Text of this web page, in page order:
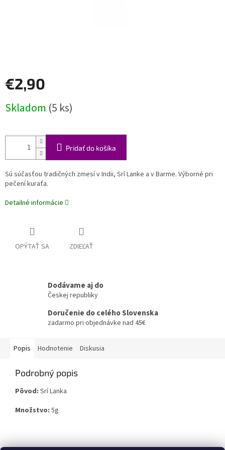
€2,90
cena:
Skladom (5 ks)
Pridať do košíka
Sú súčasťou tradičných zmesí v Indii, Srí Lanke a v Barme. Výborné pri
pečení kuraťa.
Detailné informácie
OPÝTAŤ SA ZDIEĽAŤ
Dodávame aj do
Českej republiky
Doručenie do celého Slovenska
zadarmo pri objednávke nad 45€
Popis Hodnotenie Diskusia
Podrobný popis
Pôvod: Srí Lanka
Množstvo: 5g